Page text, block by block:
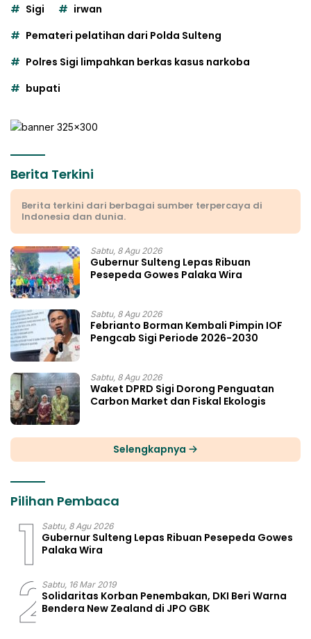
Sigi
irwan
Pemateri pelatihan dari Polda Sulteng
Polres Sigi limpahkan berkas kasus narkoba
bupati
Berita Terkini
Berita terkini dari berbagai sumber terpercaya di
Indonesia dan dunia.
Sabtu, 8 Agu 2026
Gubernur Sulteng Lepas Ribuan
Pesepeda Gowes Palaka Wira
Sabtu, 8 Agu 2026
Febrianto Borman Kembali Pimpin IOF
Pengcab Sigi Periode 2026-2030
Sabtu, 8 Agu 2026
Waket DPRD Sigi Dorong Penguatan
Carbon Market dan Fiskal Ekologis
Selengkapnya
Pilihan Pembaca
1 Sabtu, 8 Agu 2026
Gubernur Sulteng Lepas Ribuan Pesepeda Gowes
Palaka Wira
2Sabtu, 16 Mar 2019
Solidaritas Korban Penembakan, DKI Beri Warna
Bendera New Zealand di JPO GBK